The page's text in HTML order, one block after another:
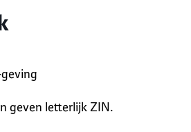
geven letterlijk ZIN.